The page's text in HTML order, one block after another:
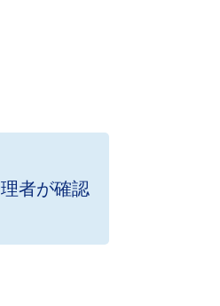
者が確認